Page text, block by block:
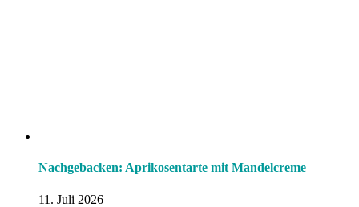
Nachgebacken: Aprikosentarte mit Mandelcreme
11. Juli 2026